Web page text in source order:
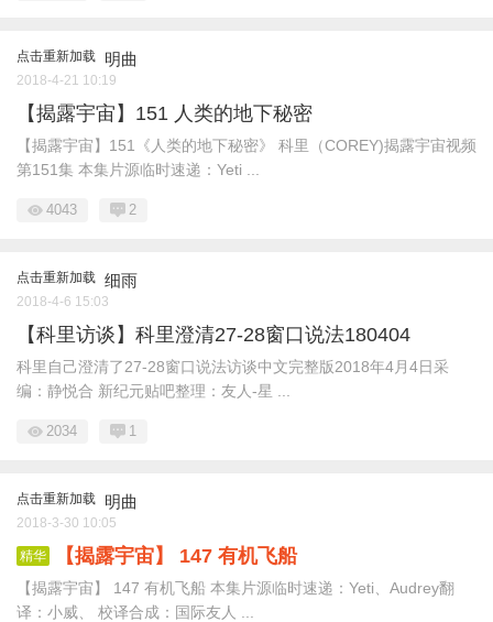
点击重新加载 明曲
2018-4-21 10:19
【揭露宇宙】151 人类的地下秘密
【揭露宇宙】151《人类的地下秘密》 科里（COREY)揭露宇宙视频
第151集 本集片源临时速递：Yeti ...
4043 2
点击重新加载 细雨
2018-4-6 15:03
【科里访谈】科里澄清27-28窗口说法180404
科里自己澄清了27-28窗口说法访谈中文完整版2018年4月4日采
编：静悦合 新纪元贴吧整理：友人-星 ...
2034 1
点击重新加载 明曲
2018-3-30 10:05
精华 【揭露宇宙】 147 有机飞船
【揭露宇宙】 147 有机飞船 本集片源临时速递：Yeti、Audrey翻
译：小威、 校译合成：国际友人 ...